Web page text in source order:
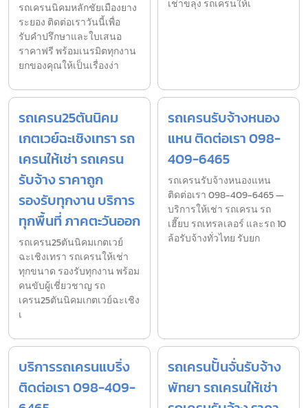
รถเครนนิคมหลักชัยเมืองยาง
ระยอง ติดต่อเราวันนี้เพื่อ
รับคำปรึกษาและใบเสนอ
ราคาฟรี พร้อมเนรมิตทุกงาน
ยกของคุณให้เป็นเรื่องง่า
เช่าขลุง รถเครนให้เ
รถเครน25ตันนิคม
เกตเวย์ฉะเชิงเทรา รถ
เครนให้เช่า รถเครน
รับจ้าง ราคาถูก
รองรับทุกงาน บริการ
ทุกพื้นที่ ภาคตะวันออก
รถเครน25ตันนิคมเกตเวย์
ฉะเชิงเทรา รถเครนให้เช่า
ทุกขนาด รองรับทุกงาน พร้อม
คนขับผู้เชี่ยวชาญ รถ
เครน25ตันนิคมเกตเวย์ฉะเชิง
เ
รถเครนรับจ้างหนอง
แหน ติดต่อเรา 098-
409-6465
รถเครนรับจ้างหนองแหน
ติดต่อเรา 098-409-6465 —
บริการให้เช่า รถเครน รถ
เฮี๊ยบ รถเทรลเลอร์ และรถ 10
ล้อรับจ้างทั่วไทย รับยก
บริการรถเครนแบริ่ง
ติดต่อเรา 098-409-
รถเครนปั้นจั่นรับจ้าง
พัทยา รถเครนให้เช่า